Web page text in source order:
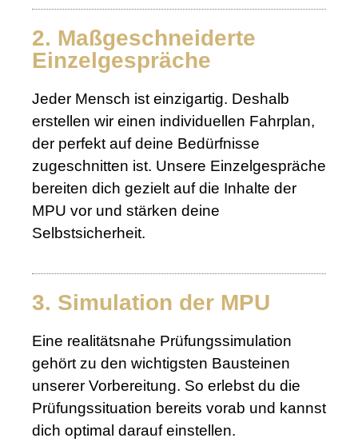
2. Maßgeschneiderte
Einzelgespräche
Jeder Mensch ist einzigartig. Deshalb
erstellen wir einen individuellen Fahrplan,
der perfekt auf deine Bedürfnisse
zugeschnitten ist. Unsere Einzelgespräche
bereiten dich gezielt auf die Inhalte der
MPU vor und stärken deine
Selbstsicherheit.
3. Simulation der MPU
Eine realitätsnahe Prüfungssimulation
gehört zu den wichtigsten Bausteinen
unserer Vorbereitung. So erlebst du die
Prüfungssituation bereits vorab und kannst
dich optimal darauf einstellen.